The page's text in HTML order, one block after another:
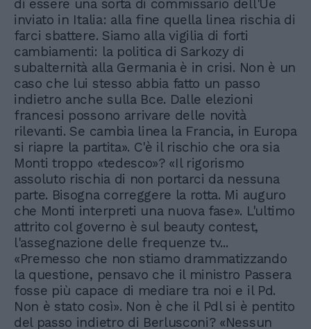
di essere una sorta di commissario dell'Ue
inviato in Italia: alla fine quella linea rischia di
farci sbattere. Siamo alla vigilia di forti
cambiamenti: la politica di Sarkozy di
subalternità alla Germania è in crisi. Non è un
caso che lui stesso abbia fatto un passo
indietro anche sulla Bce. Dalle elezioni
francesi possono arrivare delle novità
rilevanti. Se cambia linea la Francia, in Europa
si riapre la partita». C'è il rischio che ora sia
Monti troppo «tedesco»? «Il rigorismo
assoluto rischia di non portarci da nessuna
parte. Bisogna correggere la rotta. Mi auguro
che Monti interpreti una nuova fase». L'ultimo
attrito col governo è sul beauty contest,
l'assegnazione delle frequenze tv...
«Premesso che non stiamo drammatizzando
la questione, pensavo che il ministro Passera
fosse più capace di mediare tra noi e il Pd.
Non è stato così». Non è che il Pdl si è pentito
del passo indietro di Berlusconi? «Nessun